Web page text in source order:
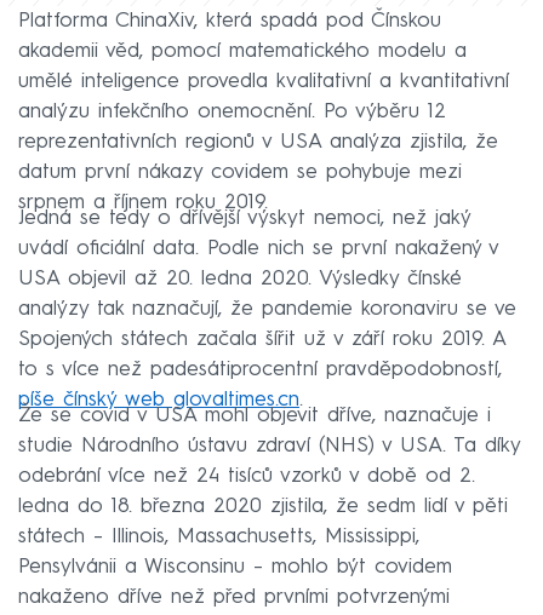
Platforma ChinaXiv, která spadá pod Čínskou
akademii věd, pomocí matematického modelu a
umělé inteligence provedla kvalitativní a kvantitativní
analýzu infekčního onemocnění. Po výběru 12
reprezentativních regionů v USA analýza zjistila, že
datum první nákazy covidem se pohybuje mezi
srpnem a říjnem roku 2019.
Jedná se tedy o dřívější výskyt nemoci, než jaký
uvádí oficiální data. Podle nich se první nakažený v
USA objevil až 20. ledna 2020. Výsledky čínské
analýzy tak naznačují, že pandemie koronaviru se ve
Spojených státech začala šířit už v září roku 2019. A
to s více než padesátiprocentní pravděpodobností,
píše čínský web glovaltimes.cn.
Že se covid v USA mohl objevit dříve, naznačuje i
studie Národního ústavu zdraví (NHS) v USA. Ta díky
odebrání více než 24 tisíců vzorků v době od 2.
ledna do 18. března 2020 zjistila, že sedm lidí v pěti
státech – Illinois, Massachusetts, Mississippi,
Pensylvánii a Wisconsinu – mohlo být covidem
nakaženo dříve než před prvními potvrzenými